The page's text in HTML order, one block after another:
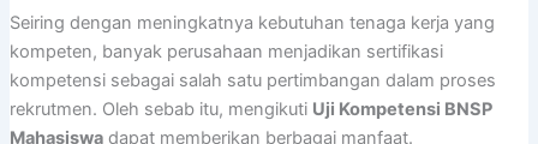
Seiring dengan meningkatnya kebutuhan tenaga kerja yang
kompeten, banyak perusahaan menjadikan sertifikasi
kompetensi sebagai salah satu pertimbangan dalam proses
rekrutmen. Oleh sebab itu, mengikuti Uji Kompetensi BNSP
Mahasiswadapat memberikan berbagai manfaat.